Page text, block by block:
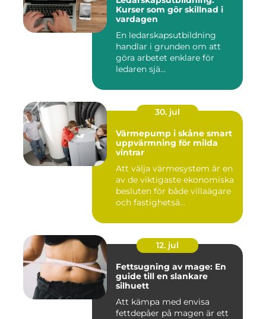
Kurser som gör skillnad i
vardagen
En ledarskapsutbildning
handlar i grunden om att
göra arbetet enklare för
ledaren sjä...
30. jul
Värmepump i skåne smart
uppvärmning för milda
vintrar
Att välja värmesystem är en
av de viktigaste ekonomiska
besluten för både villaägare
och fastighetsä...
12. jul
Fettsugning av mage: En
guide till en slankare
silhuett
Att kämpa med envisa
fettdepåer på magen är ett